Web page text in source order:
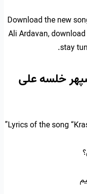
Download the new
Ali Ardavan,
stay
خلسه علی
Lyrics of the song